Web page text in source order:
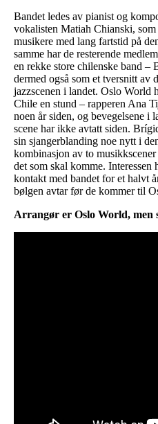
Bandet ledes av pianist og
vokalisten Matiah Chianski,
musikere med lang fartstid på
samme har de resterende
en rekke store chilenske band –
dermed også som et tversnitt av
jazzscenen i landet. Oslo World
Chile en stund – rapperen Ana
noen år siden, og bevegelsene i
scene har ikke avtatt siden.
sin sjangerblanding noe nytt i
kombinasjon av to
det som skal komme.
kontakt med bandet for et halvt
bølgen avtar før de kommer til
Arrangør er Oslo World, men